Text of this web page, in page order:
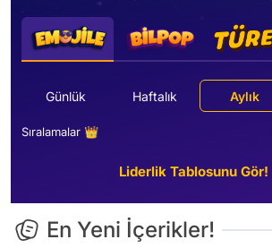
Günlük Haftalık Aylık
Sıralamalar 👑
Liderlik Tablosunu Gör!
En Yeni İçerikler!